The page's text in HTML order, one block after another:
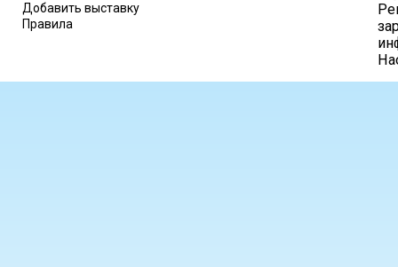
Добавить выставку
Правила